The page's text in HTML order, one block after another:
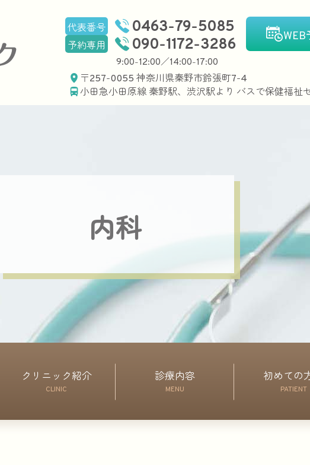
鈴張町クリニック代表番号 0463-79-5085
予約専用 090-1172-3286
9:00-12:00／14:00-17:00
WEB
〒257-0055 神奈川県秦野市鈴張町7-4
小田急小田原線 秦野駅、渋沢駅より バスで保健福祉
内科
クリニック紹介
CLINIC
診療内容
MENU
初めての
PATIENT